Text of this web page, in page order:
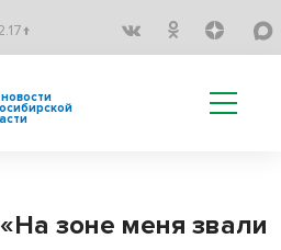
зоне меня звали